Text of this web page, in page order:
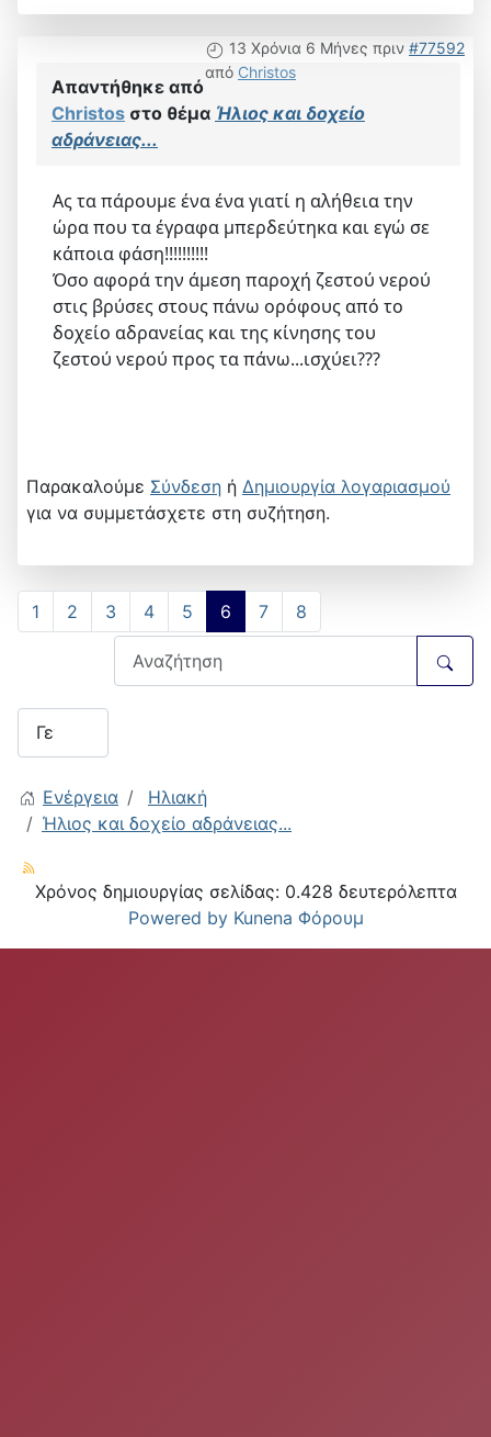
13 Χρόνια 6 Μήνες πριν #77592
από Christos
Απαντήθηκε από
Christos στο θέμα Ήλιος και δοχείο
αδράνειας...
Ας τα πάρουμε ένα ένα γιατί η αλήθεια την
ώρα που τα έγραφα μπερδεύτηκα και εγώ σε
κάποια φάση!!!!!!!!!!
Όσο αφορά την άμεση παροχή ζεστού νερού
στις βρύσες στους πάνω ορόφους από το
δοχείο αδρανείας και της κίνησης του
ζεστού νερού προς τα πάνω...ισχύει???
Παρακαλούμε Σύνδεση ή Δημιουργία λογαριασμού
για να συμμετάσχετε στη συζήτηση.
1 2 3 4 5 6 7 8
Ενέργεια
Ηλιακή
Ήλιος και δοχείο αδράνειας...
Χρόνος δημιουργίας σελίδας: 0.428 δευτερόλεπτα
Powered by Kunena Φόρουμ